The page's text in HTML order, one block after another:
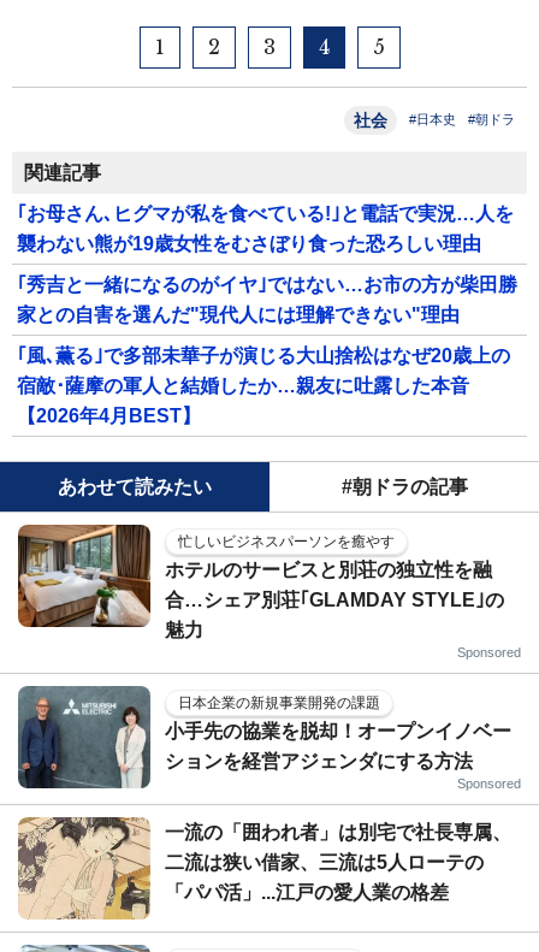
1 2 3 4 5
社会 #日本史 #朝ドラ
関連記事
｢お母さん､ヒグマが私を食べている!｣と電話で実況…人を
襲わない熊が19歳女性をむさぼり食った恐ろしい理由
｢秀吉と一緒になるのがイヤ｣ではない…お市の方が柴田勝
家との自害を選んだ"現代人には理解できない"理由
｢風､薫る｣で多部未華子が演じる大山捨松はなぜ20歳上の
宿敵･薩摩の軍人と結婚したか…親友に吐露した本音
【2026年4月BEST】
あわせて読みたい #朝ドラの記事
忙しいビジネスパーソンを癒やす
ホテルのサービスと別荘の独立性を融
合…シェア別荘｢GLAMDAY STYLE｣の
魅力
Sponsored
日本企業の新規事業開発の課題
小手先の協業を脱却！オープンイノベー
ションを経営アジェンダにする方法
Sponsored
一流の「囲われ者」は別宅で社長専属、
二流は狭い借家、三流は5人ローテの
「パパ活」...江戸の愛人業の格差